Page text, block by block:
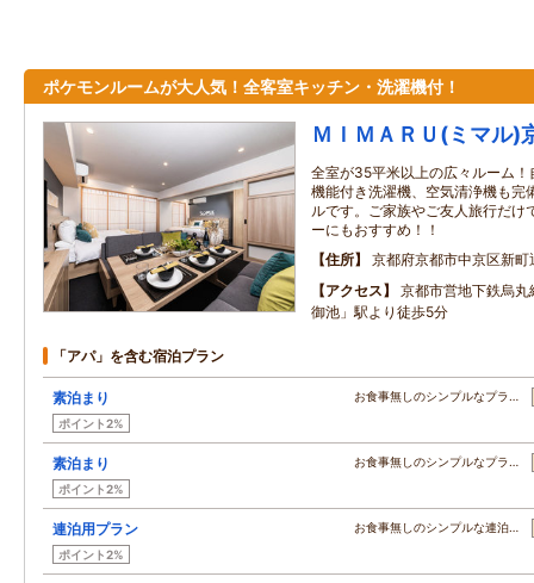
ポケモンルームが大人気！全客室キッチン・洗濯機付！
ＭＩＭＡＲＵ(ミマル
全室が35平米以上の広々ルーム
機能付き洗濯機、空気清浄機も完
ルです。ご家族やご友人旅行だけ
ーにもおすすめ！！
住所
京都府京都市中京区新
アクセス
京都市営地下鉄烏
御池」駅より徒歩5分
「アパ」を含む宿泊プラン
素泊まり
ポイント2%
お食事無しのシンプルなプラ…
素泊まり
ポイント2%
お食事無しのシンプルなプラ…
連泊用プラン
ポイント2%
お食事無しのシンプルな連泊…